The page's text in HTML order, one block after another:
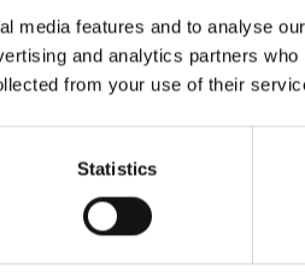
media features and to analyse
and analytics partners
from your use of their
Statistics
16